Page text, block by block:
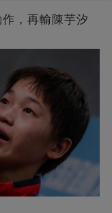
，再輸陳芋汐